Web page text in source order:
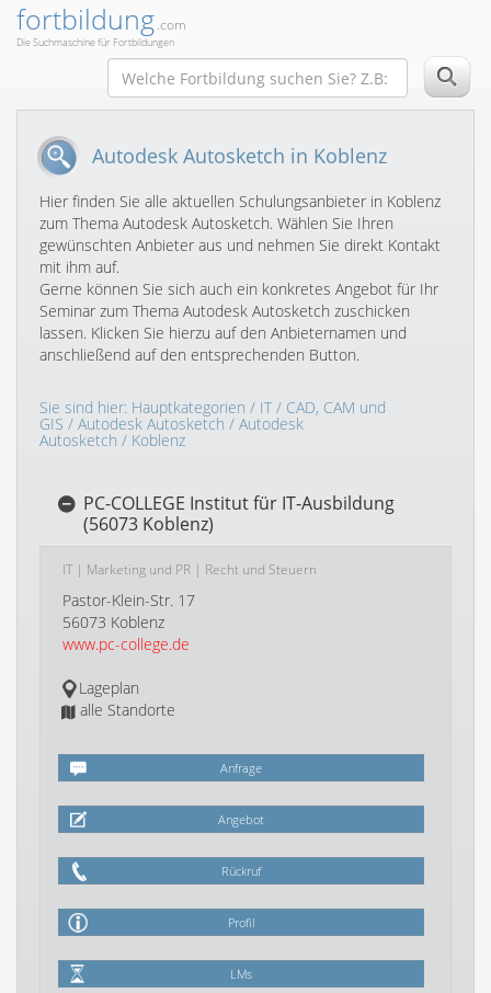
fortbildung.com
Die Suchmaschine für Fortbildungen
Autodesk Autosketch in Koblenz
Hier finden Sie alle aktuellen Schulungsanbieter in Koblenz
zum Thema Autodesk Autosketch. Wählen Sie Ihren
gewünschten Anbieter aus und nehmen Sie direkt Kontakt
mit ihm auf.
Gerne können Sie sich auch ein konkretes Angebot für Ihr
Seminar zum Thema Autodesk Autosketch zuschicken
lassen. Klicken Sie hierzu auf den Anbieternamen und
anschließend auf den entsprechenden Button.
Sie sind hier: Hauptkategorien / IT/ CAD, CAM und
GIS / Autodesk Autosketch / Autodesk
Autosketch / Koblenz
PC-COLLEGE Institut für IT-Ausbildung
(56073 Koblenz)
IT | Marketing und PR | Recht und Steuern
Pastor-Klein-Str. 17
56073 Koblenz
www.pc-college.de
Lageplan
alle Standorte
Anfrage
Angebot
Rückruf
Profil
LMs